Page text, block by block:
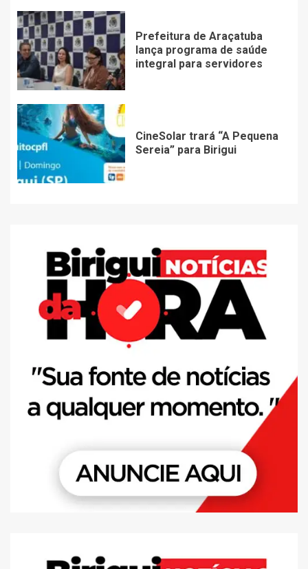
Prefeitura de Araçatuba
lança programa de saúde
integral para servidores
CineSolar trará “A Pequena
Sereia” para Birigui